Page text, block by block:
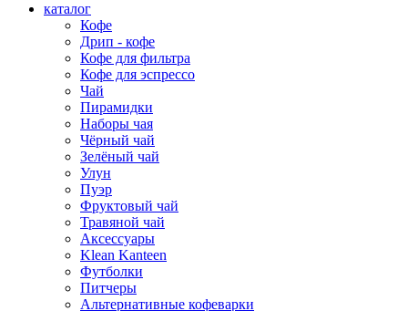
каталог
Кофе
Дрип - кофе
Кофе для фильтра
Кофе для эспрессо
Чай
Пирамидки
Наборы чая
Чёрный чай
Зелёный чай
Улун
Пуэр
Фруктовый чай
Травяной чай
Аксессуары
Klean Kanteen
Футболки
Питчеры
Альтернативные кофеварки